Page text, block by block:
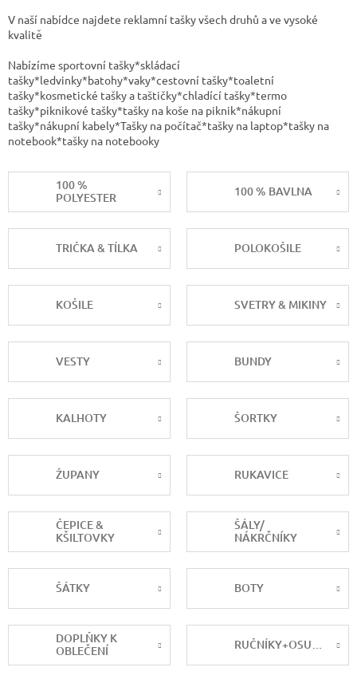
V naší nabídce najdete reklamní tašky všech druhů a ve vysoké
kvalitě
Nabízíme sportovní tašky*skládací
tašky*ledvinky*batohy*vaky*cestovní tašky*toaletní
tašky*kosmetické tašky a taštičky*chladící tašky*termo
tašky*piknikové tašky*tašky na koše na piknik*nákupní
tašky*nákupní kabely*Tašky na počítač*tašky na laptop*tašky na
notebook*tašky na notebooky
100 %
POLYESTER
100 % BAVLNA
TRIČKA & TÍLKA POLOKOŠILE
KOŠILE SVETRY & MIKINY
VESTY BUNDY
KALHOTY ŠORTKY
ŽUPANY RUKAVICE
ČEPICE &
KŠILTOVKY
ŠÁLY/
NÁKRČNÍKY
ŠÁTKY BOTY
DOPLŇKY K
OBLEČENÍ
RUČNÍKY+OSUŠKY